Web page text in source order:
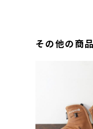
その他の商品